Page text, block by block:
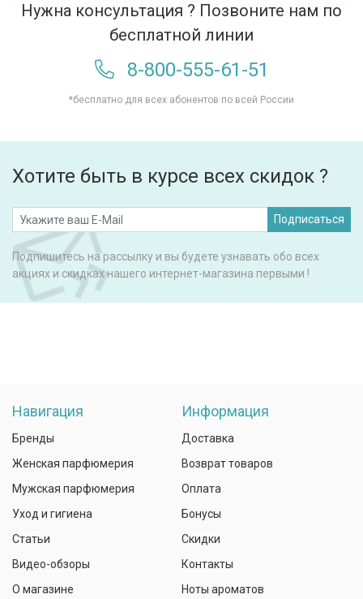
Нужна консультация ? Позвоните нам по
бесплатной линии
8-800-555-61-51
*бесплатно для всех абонентов по всей России
Хотите быть в курсе всех скидок ?
Подписаться
Подпишитесь на рассылку и вы будете узнавать обо всех
акциях и скидках нашего интернет-магазина первыми !
Навигация
Бренды
Женская парфюмерия
Мужская парфюмерия
Уход и гигиена
Статьи
Видео-обзоры
О магазине
Информация
Доставка
Возврат товаров
Оплата
Бонусы
Скидки
Контакты
Ноты ароматов